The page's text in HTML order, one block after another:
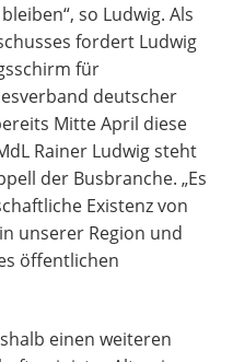
so Ludwig. Als
fordert Ludwig
für
deutscher
Mitte April diese
Rainer Ludwig steht
der Busbranche. „Es
Existenz von
unserer Region und
öffentlichen
einen weiteren